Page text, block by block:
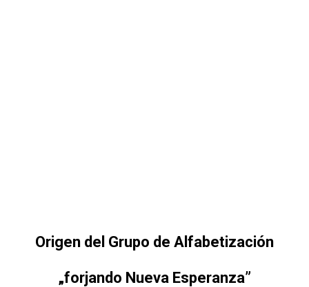
Origen del Grupo de Alfabetización
„forjando Nueva Esperanza”